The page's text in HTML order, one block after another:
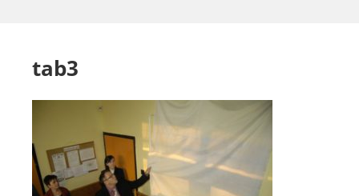
tab3